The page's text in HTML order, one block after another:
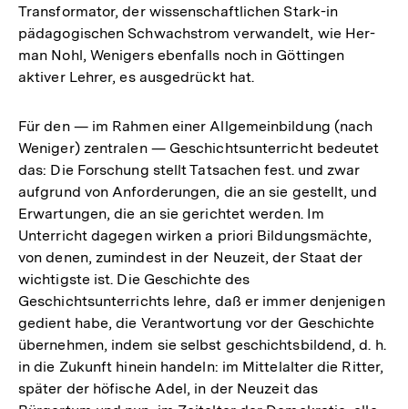
Transformator, der wissenschaftlichen Stark-in
pädagogischen Schwachstrom verwandelt, wie Her-
man Nohl, Wenigers ebenfalls noch in Göttingen
aktiver Lehrer, es ausgedrückt hat.
Für den — im Rahmen einer Allgemeinbildung (nach
Weniger) zentralen — Geschichtsunterricht bedeutet
das: Die Forschung stellt Tatsachen fest. und zwar
aufgrund von Anforderungen, die an sie gestellt, und
Erwartungen, die an sie gerichtet werden. Im
Unterricht dagegen wirken a priori Bildungsmächte,
von denen, zumindest in der Neuzeit, der Staat der
wichtigste ist. Die Geschichte des
Geschichtsunterrichts lehre, daß er immer denjenigen
gedient habe, die Verantwortung vor der Geschichte
übernehmen, indem sie selbst geschichtsbildend, d. h.
in die Zukunft hinein handeln: im Mittelalter die Ritter,
später der höfische Adel, in der Neuzeit das